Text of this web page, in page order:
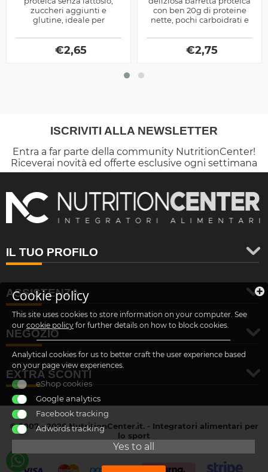
zuccheri aggiunti e
glutine, ideale per
della dieta ipocalorica per
dimagrire
€2,65
con ben 20g di proteine
nette, pochi carboidrati e
Salted Caramel
€2,75
ISCRIVITI ALLA NEWSLETTER
Entra a far parte della community NutritionCenter!
Riceverai novità ed offerte esclusive ogni settimana
IL TUO PROFILO
ASSISTENZA
NEGOZIO
EXTRA SCONTI
© 2007 - 2026 NutritionCenter.it. - Integratori alimentari per
lo sport
customer@nutritioncenter.it
Cookie policy
This site uses cookies to store information on your computer. See
our cookie policy for further details on how to block cookies.
Analytical cookies for us to better craft the user experience based
on your page view experiences.
eShop cookies
Google analytics
Facebook tracking
Adwords tracking
Yes to all